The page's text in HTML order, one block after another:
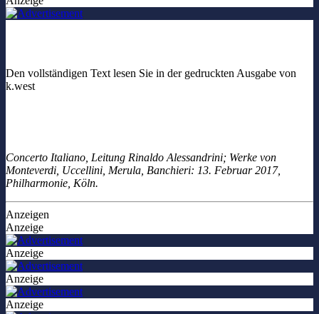
Den vollständigen Text lesen Sie in der gedruckten Ausgabe von
k.west
Concerto Italiano, Leitung Rinaldo Alessandrini; Werke von
Monteverdi, Uccellini, Merula, Banchieri: 13. Februar 2017,
Philharmonie, Köln.
Anzeigen
Anzeige
Anzeige
Anzeige
Anzeige